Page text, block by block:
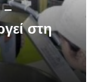
–
στη